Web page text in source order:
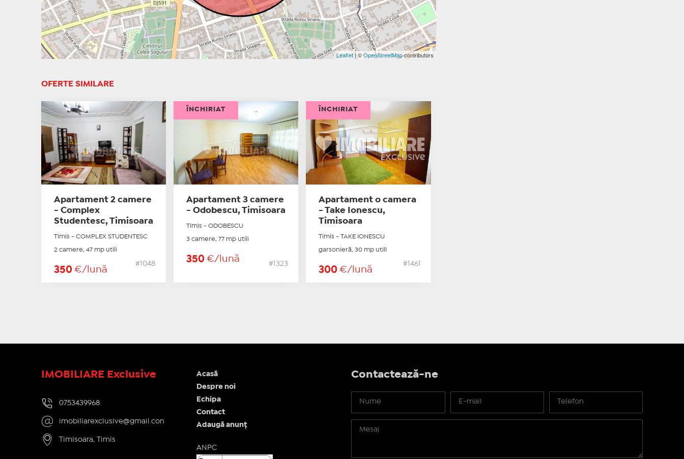
Leaflet| ©OpenStreetMapcontributors
OFERTE SIMILARE
Apartament 2 camere
- Complex
Studentesc, Timisoara
Timis - COMPLEX STUDENTESC
2 camere, 47 mp utili
350 €/lună
#1048
Apartament 3 camere
- Odobescu, Timisoara
Timis - ODOBESCU
3 camere, 77 mp utili
350€/lună
#1323
ÎNCHIRIAT
Apartament o camera
- Take Ionescu,
Timisoara
Timis - TAKE IONESCU
garsonieră, 30 mp utili
300€/lună
#1461
ÎNCHIRIAT
IMOBILIARE Exclusive
0753439968
imobiliarexclusive@gmail.con
Timisoara, Timis
Acasă
Despre noi
Echipa
Contact
Adaugă anunț
ANPC
Contactează-ne